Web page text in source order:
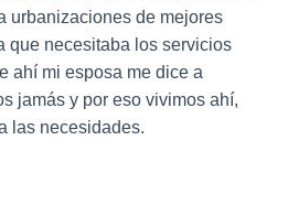
urbanizaciones de mejores
que necesitaba los servicios
ahí mi esposa me dice a
jamás y por eso vivimos ahí,
las necesidades.